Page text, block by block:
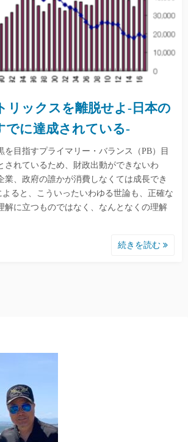
リックスを離脱せよ-日本の
でに達成されている-
を目指すプライマリー・バランス（PB）目
されているため、財政出動ができないわ
業、政府の誰かが消費しなくては成長でき
ると、こういったいわゆる世論も、正確な
解に立つものではなく、なんとなくの理解
続きを読む